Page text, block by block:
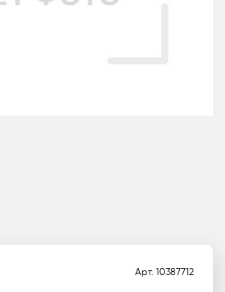
Арт. 10387712